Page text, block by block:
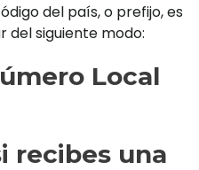
del país, o prefijo, es
del siguiente modo:
Local
recibes una